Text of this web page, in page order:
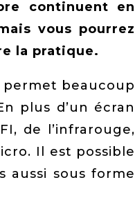
continuent en
vous pourrez
la pratique.
beaucoup
plus d’un écran
de l’infrarouge,
Il est possible
aussi sous forme